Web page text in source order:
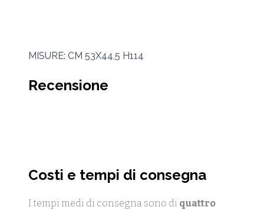
MISURE: CM 53X44,5 H114
Recensione
Costi e tempi di consegna
I tempi medi di consegna sono di quattro